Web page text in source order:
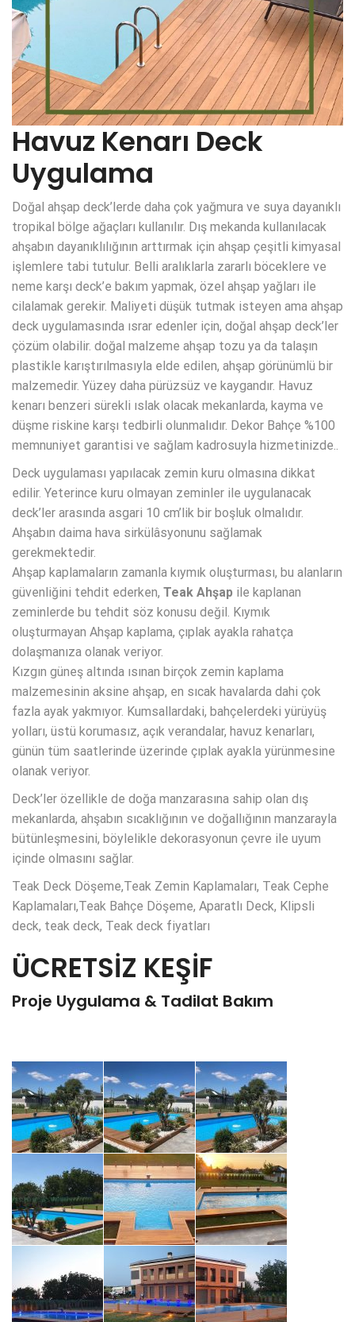
Havuz Kenarı Deck
Uygulama
Doğal ahşap deck’lerde daha çok yağmura ve suya dayanıklı
tropikal bölge ağaçları kullanılır. Dış mekanda kullanılacak
ahşabın dayanıklılığının arttırmak için ahşap çeşitli kimyasal
işlemlere tabi tutulur. Belli aralıklarla zararlı böceklere ve
neme karşı deck’e bakım yapmak, özel ahşap yağları ile
cilalamak gerekir. Maliyeti düşük tutmak isteyen ama ahşap
deck uygulamasında ısrar edenler için, doğal ahşap deck’ler
çözüm olabilir. doğal malzeme ahşap tozu ya da talaşın
plastikle karıştırılmasıyla elde edilen, ahşap görünümlü bir
malzemedir. Yüzey daha pürüzsüz ve kaygandır. Havuz
kenarı benzeri sürekli ıslak olacak mekanlarda, kayma ve
düşme riskine karşı tedbirli olunmalıdır. Dekor Bahçe %100
memnuniyet garantisi ve sağlam kadrosuyla hizmetinizde..
Deck uygulaması yapılacak zemin kuru olmasına dikkat
edilir. Yeterince kuru olmayan zeminler ile uygulanacak
deck’ler arasında asgari 10 cm’lik bir boşluk olmalıdır.
Ahşabın daima hava sirkülâsyonunu sağlamak
gerekmektedir.
Ahşap kaplamaların zamanla kıymık oluşturması, bu alanların
güvenliğini tehdit ederken, Teak Ahşap ile kaplanan
zeminlerde bu tehdit söz konusu değil. Kıymık
oluşturmayan Ahşap kaplama, çıplak ayakla rahatça
dolaşmanıza olanak veriyor.
Kızgın güneş altında ısınan birçok zemin kaplama
malzemesinin aksine ahşap, en sıcak havalarda dahi çok
fazla ayak yakmıyor. Kumsallardaki, bahçelerdeki yürüyüş
yolları, üstü korumasız, açık verandalar, havuz kenarları,
günün tüm saatlerinde üzerinde çıplak ayakla yürünmesine
olanak veriyor.
Deck’ler özellikle de doğa manzarasına sahip olan dış
mekanlarda, ahşabın sıcaklığının ve doğallığının manzarayla
bütünleşmesini, böylelikle dekorasyonun çevre ile uyum
içinde olmasını sağlar.
Teak Deck Döşeme,Teak Zemin Kaplamaları, Teak Cephe
Kaplamaları,Teak Bahçe Döşeme, Aparatlı Deck, Klipsli
deck, teak deck, Teak deck fiyatları
ÜCRETSİZ KEŞİF
Proje Uygulama & Tadilat Bakım